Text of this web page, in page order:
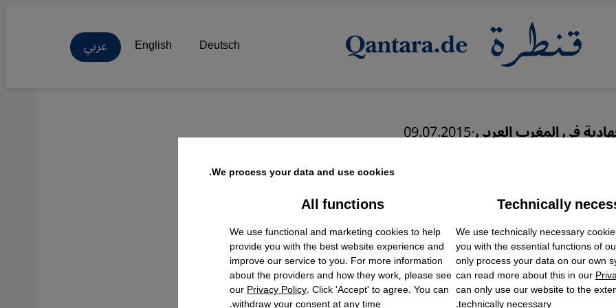
Deutsch
English عربي
في المغرب العربي·
09.07.2015
من ليبيا مرهون بنجاح
ليبيا وحفتر"
English عربي
We process your data and use cookies.
Technically
We use technically necessary
you with the essential functions of
only process your data on our own
can read more about this in our
can only use our website to the
All functions
We use functional and marketing cookies to help
provide you with the best website experience and
improve our service to you. For more information
about the providers and how they work, please see
ourPrivacy Policy. Click 'Accept' to agree. You can
Facebook Embed / Facebook Connect
Twitter Embed
Instagram Embed
Youtube Embed
Google Maps Embed